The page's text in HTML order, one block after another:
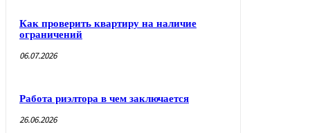
Как проверить квартиру на наличие
ограничений
06.07.2026
Работа риэлтора в чем заключается
26.06.2026